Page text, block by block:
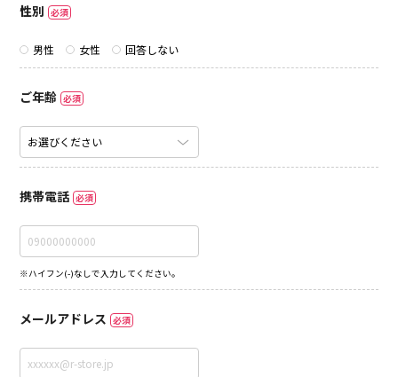
性別 必須
男性 女性 回答しない
ご年齢 必須
携帯電話 必須
※ハイフン(-)なしで入力してください。
メールアドレス 必須